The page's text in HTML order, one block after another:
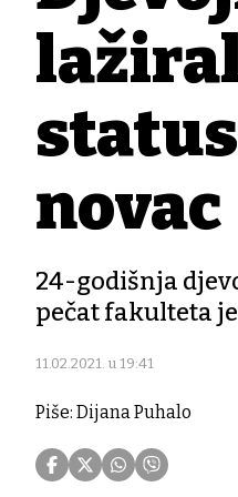
novac
24-godišnja
pečat fakulteta
11.02.2021. u 19:41
Piše: Dijana Puhalo